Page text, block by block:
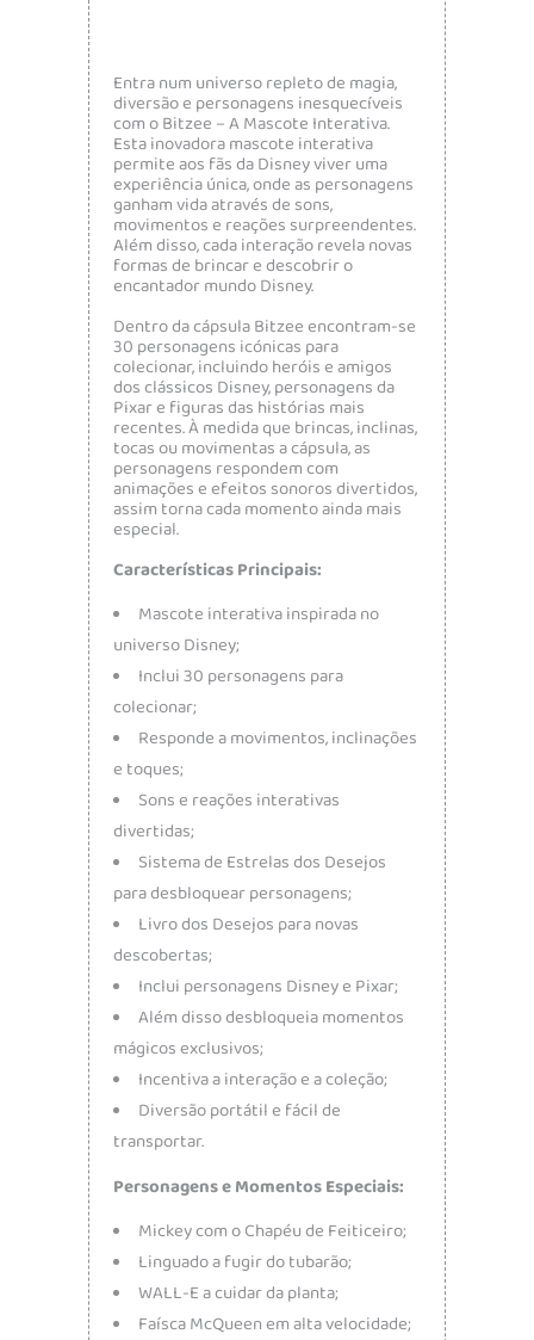
Entra num universo repleto de magia,
diversão e personagens inesquecíveis
com o Bitzee – A Mascote Interativa.
Esta inovadora mascote interativa
permite aos fãs da Disney viver uma
experiência única, onde as personagens
ganham vida através de sons,
movimentos e reações surpreendentes.
Além disso, cada interação revela novas
formas de brincar e descobrir o
encantador mundo Disney.
Dentro da cápsula Bitzee encontram-se
30 personagens icónicas para
colecionar, incluindo heróis e amigos
dos clássicos Disney, personagens da
Pixar e figuras das histórias mais
recentes. À medida que brincas, inclinas,
tocas ou movimentas a cápsula, as
personagens respondem com
animações e efeitos sonoros divertidos,
assim torna cada momento ainda mais
especial.
Características Principais:
Mascote interativa inspirada no
universo Disney;
Inclui 30 personagens para
colecionar;
Responde a movimentos, inclinações
e toques;
Sons e reações interativas
divertidas;
Sistema de Estrelas dos Desejos
para desbloquear personagens;
Livro dos Desejos para novas
descobertas;
Inclui personagens Disney e Pixar;
Além disso desbloqueia momentos
mágicos exclusivos;
Incentiva a interação e a coleção;
Diversão portátil e fácil de
transportar.
Personagens e Momentos Especiais:
Mickey com o Chapéu de Feiticeiro;
Linguado a fugir do tubarão;
WALL-E a cuidar da planta;
Faísca McQueen em alta velocidade;